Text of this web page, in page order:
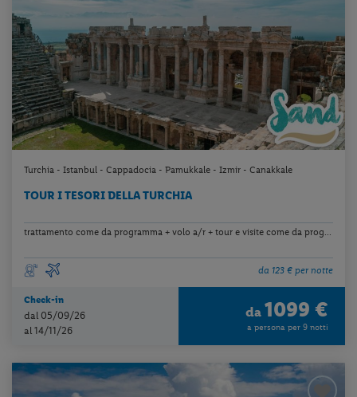
Turchia - Istanbul - Cappadocia - Pamukkale - Izmir - Canakkale
TOUR I TESORI DELLA TURCHIA
trattamento come da programma + volo a/r + tour e visite come da prog...
da 123 € per notte
Check-in
dal 05/09/26
al 14/11/26
da 1099 €
a persona per 9 notti